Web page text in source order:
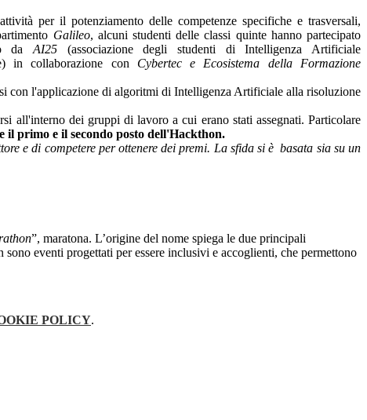
per il potenziamento delle competenze specifiche e trasversali,
Galileo, alcuni studenti delle classi quinte hanno partecipato
da AI25 (associazione degli studenti di Intelligenza Artificiale
in collaborazione con Cybertec e Ecosistema della Formazione
con l'applicazione di algoritmi di Intelligenza Artificiale alla risoluzione
all'interno dei gruppi di lavoro a cui erano stati assegnati. Particolare
il primo e il secondo posto dell'Hackthon.
e di competere per ottenere dei premi. La sfida si è basata sia su un
”, maratona. L’origine del nome spiega le due principali
sono eventi progettati per essere inclusivi e accoglienti, che permettono
POLICY.